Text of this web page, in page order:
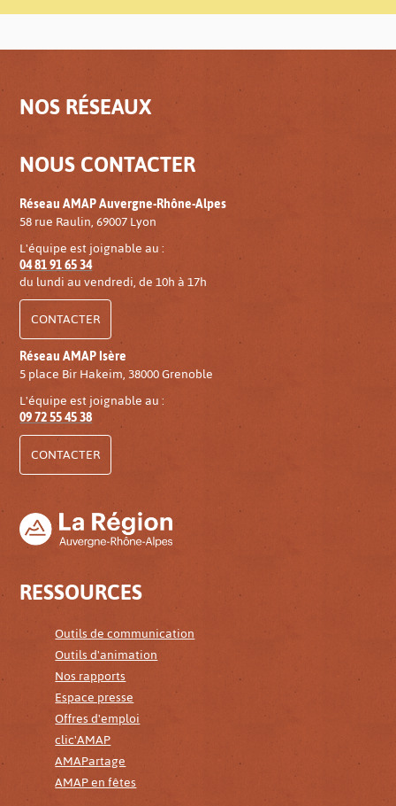
NOS RÉSEAUX
NOUS CONTACTER
Réseau AMAP Auvergne-Rhône-Alpes
58 rue Raulin, 69007 Lyon
L'équipe est joignable au :
04 81 91 65 34
du lundi au vendredi, de 10h à 17h
CONTACTER
Réseau AMAP Isère
5 place Bir Hakeim, 38000 Grenoble
L'équipe est joignable au :
09 72 55 45 38
CONTACTER
RESSOURCES
Outils de communication
Outils d'animation
Nos rapports
Espace presse
Offres d'emploi
clic'AMAP
AMAPartage
AMAP en fêtes